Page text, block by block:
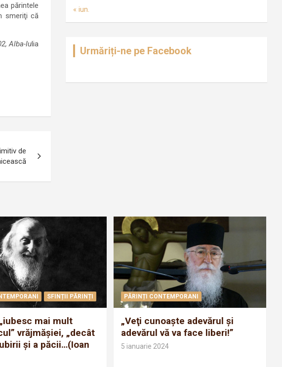
părintele
smeriţi că
Alba-Iulia
de
« iun.
Urmăriți-ne pe Facebook
SFINȚII PĂRINȚI
mai mult
vrăjmăşiei, „decât
şi a păcii…(Ioan
PĂRINȚI CONTEMPORANI
„Veţi cunoaşte adevărul şi
adevărul vă va face liberi!”
5 ianuarie 2024